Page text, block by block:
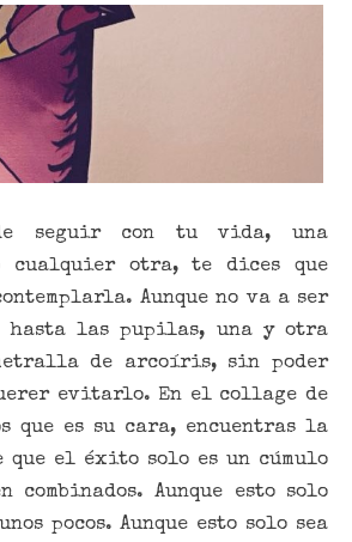
seguir con tu vida, una
cualquier otra, te dices que
Aunque no va a ser
las pupilas, una y otra
de arcoíris, sin poder
evitarlo. En el collage de
que es su cara, encuentras la
que el éxito solo es un cúmulo
combinados. Aunque esto solo
pocos. Aunque esto solo sea